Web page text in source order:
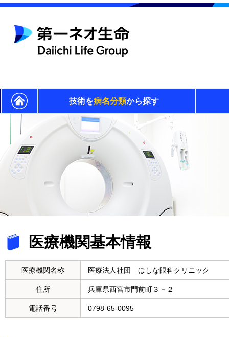
技術を病名分類から探す
医療機関基本情報
医療機関名称 医療法人社団 ほしな眼科クリニック
住所 兵庫県西宮市門前町３－２
電話番号 0798-65-0095